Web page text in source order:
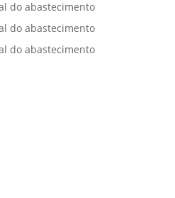
do abastecimento
do abastecimento
do abastecimento